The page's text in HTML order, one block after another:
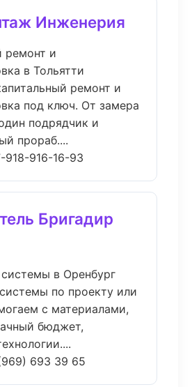
Инженерия
ремонт и
в Тольятти
ремонт и
под ключ. От замера
подрядчик и
прораб....
918-916-16-93
Бригадир
в Оренбург
по проекту или
с материалами,
бюджет,
693 39 65